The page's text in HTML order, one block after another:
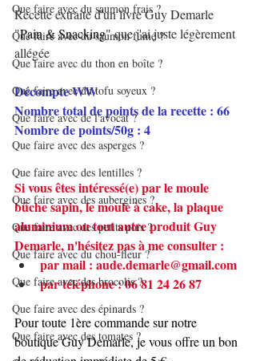
Que faire avec du saumon frais ?
Que faire avec du saumon fumé ?
Que faire avec du thon en boîte ?
Que faire avec du tofu soyeux ?
Que faire avec de l'avocat ?
Que faire avec des asperges ?
Que faire avec des lentilles ?
Que faire avec des aubergines ?
Que faire avec des petits pois ?
Que faire avec du chou-fleur ?
Que faire avec des brocolis ?
Que faire avec des épinards ?
Que faire avec des tomates ?
Recette extraite d'un livre Guy Demarle
"Pain & Snacking" que j'ai juste légèrement
allégée
Décompte WW
Nombre total de points de la recette : 66
Nombre de points/50g : 4
Si vous êtes intéressé(e) par le moule
bûche sapin, le moule à cake, la plaque
aluminium ou tout autre produit Guy
Demarle, n'hésitez pas à me consulter :
par mail : aude.demarle@gmail.com
par téléphone : 06 81 24 26 87
Pour toute 1ère commande sur notre
boutique Guy Demarle, je vous offre un bon